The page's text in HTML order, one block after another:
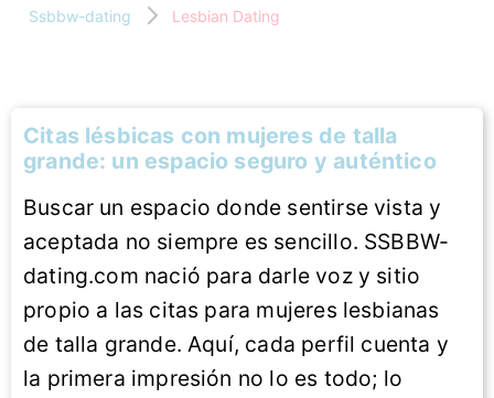
Ssbbw-dating Lesbian Dating
Citas lésbicas con mujeres de talla
grande: un espacio seguro y auténtico
Buscar un espacio donde sentirse vista y
aceptada no siempre es sencillo. SSBBW-
dating.com nació para darle voz y sitio
propio a las citas para mujeres lesbianas
de talla grande. Aquí, cada perfil cuenta y
la primera impresión no lo es todo; lo